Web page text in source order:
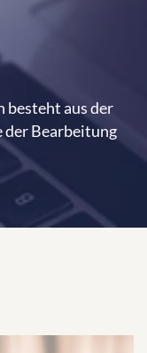
besteht aus der
der Bearbeitung